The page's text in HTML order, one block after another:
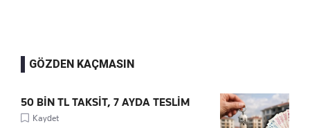
GÖZDEN KAÇMASIN
50 BİN TL TAKSİT, 7 AYDA TESLİM
Kaydet